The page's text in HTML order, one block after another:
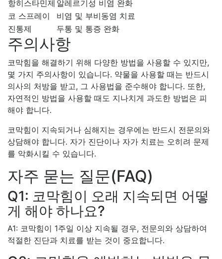
항히스타민제 알레르기성 비염 완화
코 스프레이
비염 및 부비동염 치료
진통제
두통 및 통증 완화
주의사항
코막힘을 해결하기 위해 다양한 방법을 사용할 수 있지만,
몇 가지 주의사항이 있습니다. 약물을 사용할 때는 반드시
의사의 처방을 받고, 그 사용법을 준수해야 합니다. 또한,
자연적인 방법을 사용할 때도 지나치게 과도한 방법은 피
해야 합니다.
코막힘이 지속되거나 심해지는 경우에는 반드시 전문의와
상담해야 합니다. 자가 진단이나 자가 치료는 오히려 문제
를 악화시킬 수 있습니다.
자주 묻는 질문(FAQ)
Q1: 코막힘이 오래 지속되면 어떻
게 해야 하나요?
A1: 코막힘이 1주일 이상 지속될 경우, 전문의와 상담하여
적절한 진단과 치료를 받는 것이 중요합니다.